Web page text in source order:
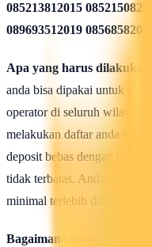
085213812015
089693512019 08568582020
Apa yang harus dilakukan
anda bisa dipakai untuk
operator di seluruh wilayah
melakukan daftar anda
deposit bebas dengan
tidak terbatas. Anda bisa isi
minimal terlebih dahulu
Bagaimana caranya